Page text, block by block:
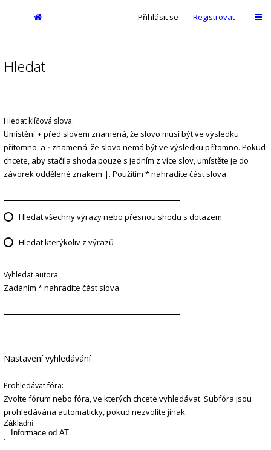
Přihlásit se Registrovat
Hledat
Hledat klíčová slova:
Umístění + před slovem znamená, že slovo musí být ve výsledku
přítomno, a - znamená, že slovo nemá být ve výsledku přítomno. Pokud
chcete, aby stačila shoda pouze s jedním z více slov, umístěte je do
závorek oddělené znakem | . Použitím * nahradíte část slova
Hledat všechny výrazy nebo přesnou shodu s dotazem
Hledat kterýkoliv z výrazů
Vyhledat autora:
Zadáním * nahradíte část slova
Nastavení vyhledávání
Prohledávat fóra:
Zvolte fórum nebo fóra, ve kterých chcete vyhledávat. Subfóra jsou
prohledávána automaticky, pokud nezvolíte jinak.